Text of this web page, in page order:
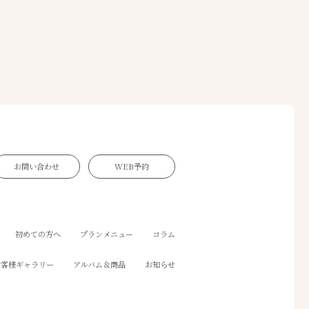
お問い合わせ WEB予約
初めての方へ プランメニュー コラム
様ギャラリー アルバム＆商品 お知らせ